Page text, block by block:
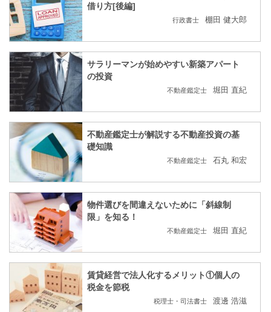
借り方[後編]
行政書士 棚田 健大郎
サラリーマンが始めやすい新築アパート
の投資
不動産鑑定士 堀田 直紀
不動産鑑定士が解説する不動産投資の基
礎知識
不動産鑑定士 石丸 和宏
物件選びを間違えないために「斜線制
限」を知る！
不動産鑑定士 堀田 直紀
賃貸経営で法人化するメリット①個人の
税金を節税
税理士・司法書士 渡邊 浩滋